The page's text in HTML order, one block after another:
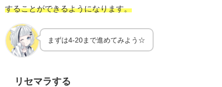
することができるようになります。
まずは4-20まで進めてみよう☆
リセマラする